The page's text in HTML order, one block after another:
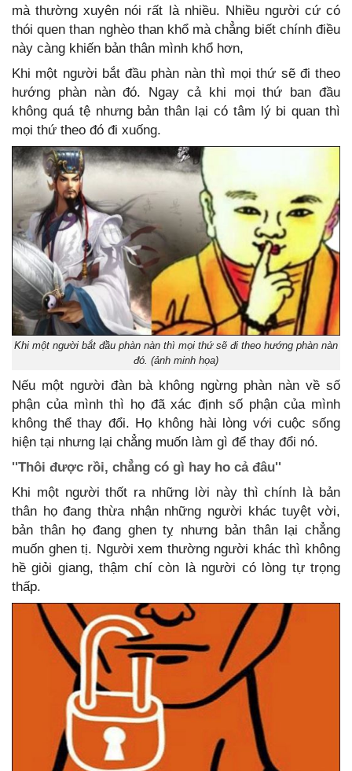
mà thường xuyên nói rất là nhiều. Nhiều người cứ có
thói quen than nghèo than khổ mà chẳng biết chính điều
này càng khiến bản thân mình khổ hơn,
Khi một người bắt đầu phàn nàn thì mọi thứ sẽ đi theo
hướng phàn nàn đó. Ngay cả khi mọi thứ ban đầu
không quá tệ nhưng bản thân lại có tâm lý bi quan thì
mọi thứ theo đó đi xuống.
Khi một người bắt đầu phàn nàn thì mọi thứ sẽ đi theo hướng phàn nàn
đó. (ảnh minh họa)
Nếu một người đàn bà không ngừng phàn nàn về số
phận của mình thì họ đã xác định số phận của mình
không thể thay đổi. Họ không hài lòng với cuộc sống
hiện tại nhưng lại chẳng muốn làm gì để thay đổi nó.
''Thôi được rồi, chẳng có gì hay ho cả đâu''
Khi một người thốt ra những lời này thì chính là bản
thân họ đang thừa nhận những người khác tuyệt vời,
bản thân họ đang ghen tỵ nhưng bản thân lại chẳng
muốn ghen tị. Người xem thường người khác thì không
hề giỏi giang, thậm chí còn là người có lòng tự trọng
thấp.